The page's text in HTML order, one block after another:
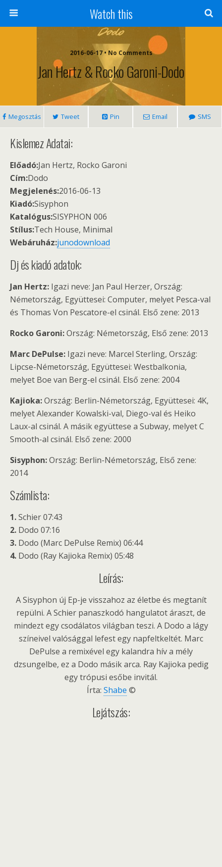
Watch this
2016-06-17 • No Comments
Jan Hertz & Rocko Garoni-Dodo
Megosztás Tweet Pin Email SMS
Kislemez Adatai:
Előadó:Jan Hertz, Rocko Garoni
Cím:Dodo
Megjelenés:2016-06-13
Kiadó:Sisyphon
Katalógus:SISYPHON 006
Stílus:Tech House, Minimal
Webáruház:junodownload
Dj és kiadó adatok:
Jan Hertz: Igazi neve: Jan Paul Herzer, Ország:
Németország, Együttesei: Computer, melyet Pesca-val
és Thomas Von Pescatore-el csinál. Első zene: 2013
Rocko Garoni:Ország: Németország, Első zene: 2013
Marc DePulse: Igazi neve: Marcel Sterling, Ország:
Lipcse-Németország, Együttesei: Westbalkonia,
melyet Boe van Berg-el csinál. Első zene: 2004
Kajioka:Ország: Berlin-Németország, Együttesei: 4K,
melyet Alexander Kowalski-val, Diego-val és Heiko
Laux-al csinál. A másik együttese a Subway, melyet C
Smooth-al csinál. Első zene: 2000
Sisyphon:Ország: Berlin-Németország, Első zene:
2014
Számlista:
1.Schier 07:43
2. Dodo 07:16
3. Dodo (Marc DePulse Remix) 06:44
4. Dodo (Ray Kajioka Remix) 05:48
Leírás:
A Sisyphon új Ep-je visszahoz az életbe és megtanít
repülni. A Schier panaszkodó hangulatot áraszt, de
mindezt egy csodálatos világban teszi. A Dodo a lágy
színeivel valósággal lefest egy napfeltkeltét. Marc
DePulse a remixével egy kalandra hív a mély
dzsungelbe, ez a Dodo másik arca. Ray Kajioka pedig
egy trópusi esőbe invitál.
Írta: Shabe ©
Lejátszás: